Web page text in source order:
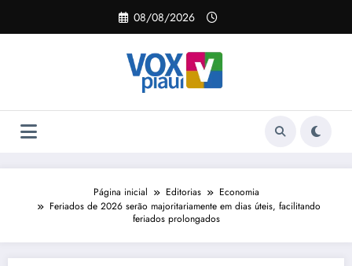
o
08/08/2026
Página inicial Editorias
Economia
Feriados de 2026 serão majoritariamente em dias úteis, facilitando
feriados prolongados